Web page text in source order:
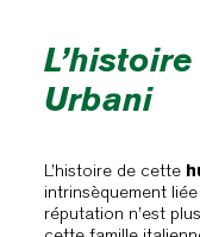
Urbani
L’histoire de cette
intrinsèquement
réputation n’est